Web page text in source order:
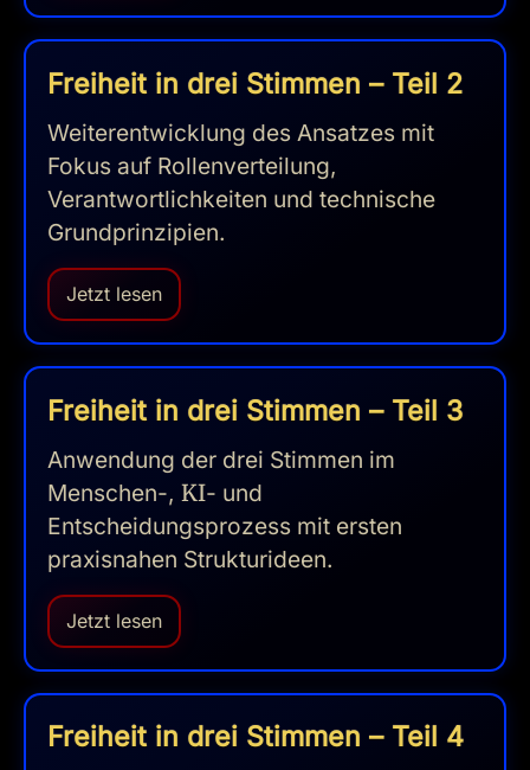
Freiheit in drei Stimmen – Teil 2
Weiterentwicklung des Ansatzes mit
Fokus auf Rollenverteilung,
Verantwortlichkeiten und technische
Grundprinzipien.
Jetzt lesen
Freiheit in drei Stimmen – Teil 3
Anwendung der drei Stimmen im
Menschen-,KI- und
Entscheidungsprozess mit ersten
praxisnahen Strukturideen.
Jetzt lesen
Freiheit in drei Stimmen – Teil 4